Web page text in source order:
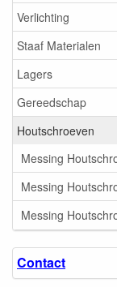
Verlichting
Staaf Materialen
Lagers
Gereedschap
Houtschroeven
Messing
Messing
Messing
Contact